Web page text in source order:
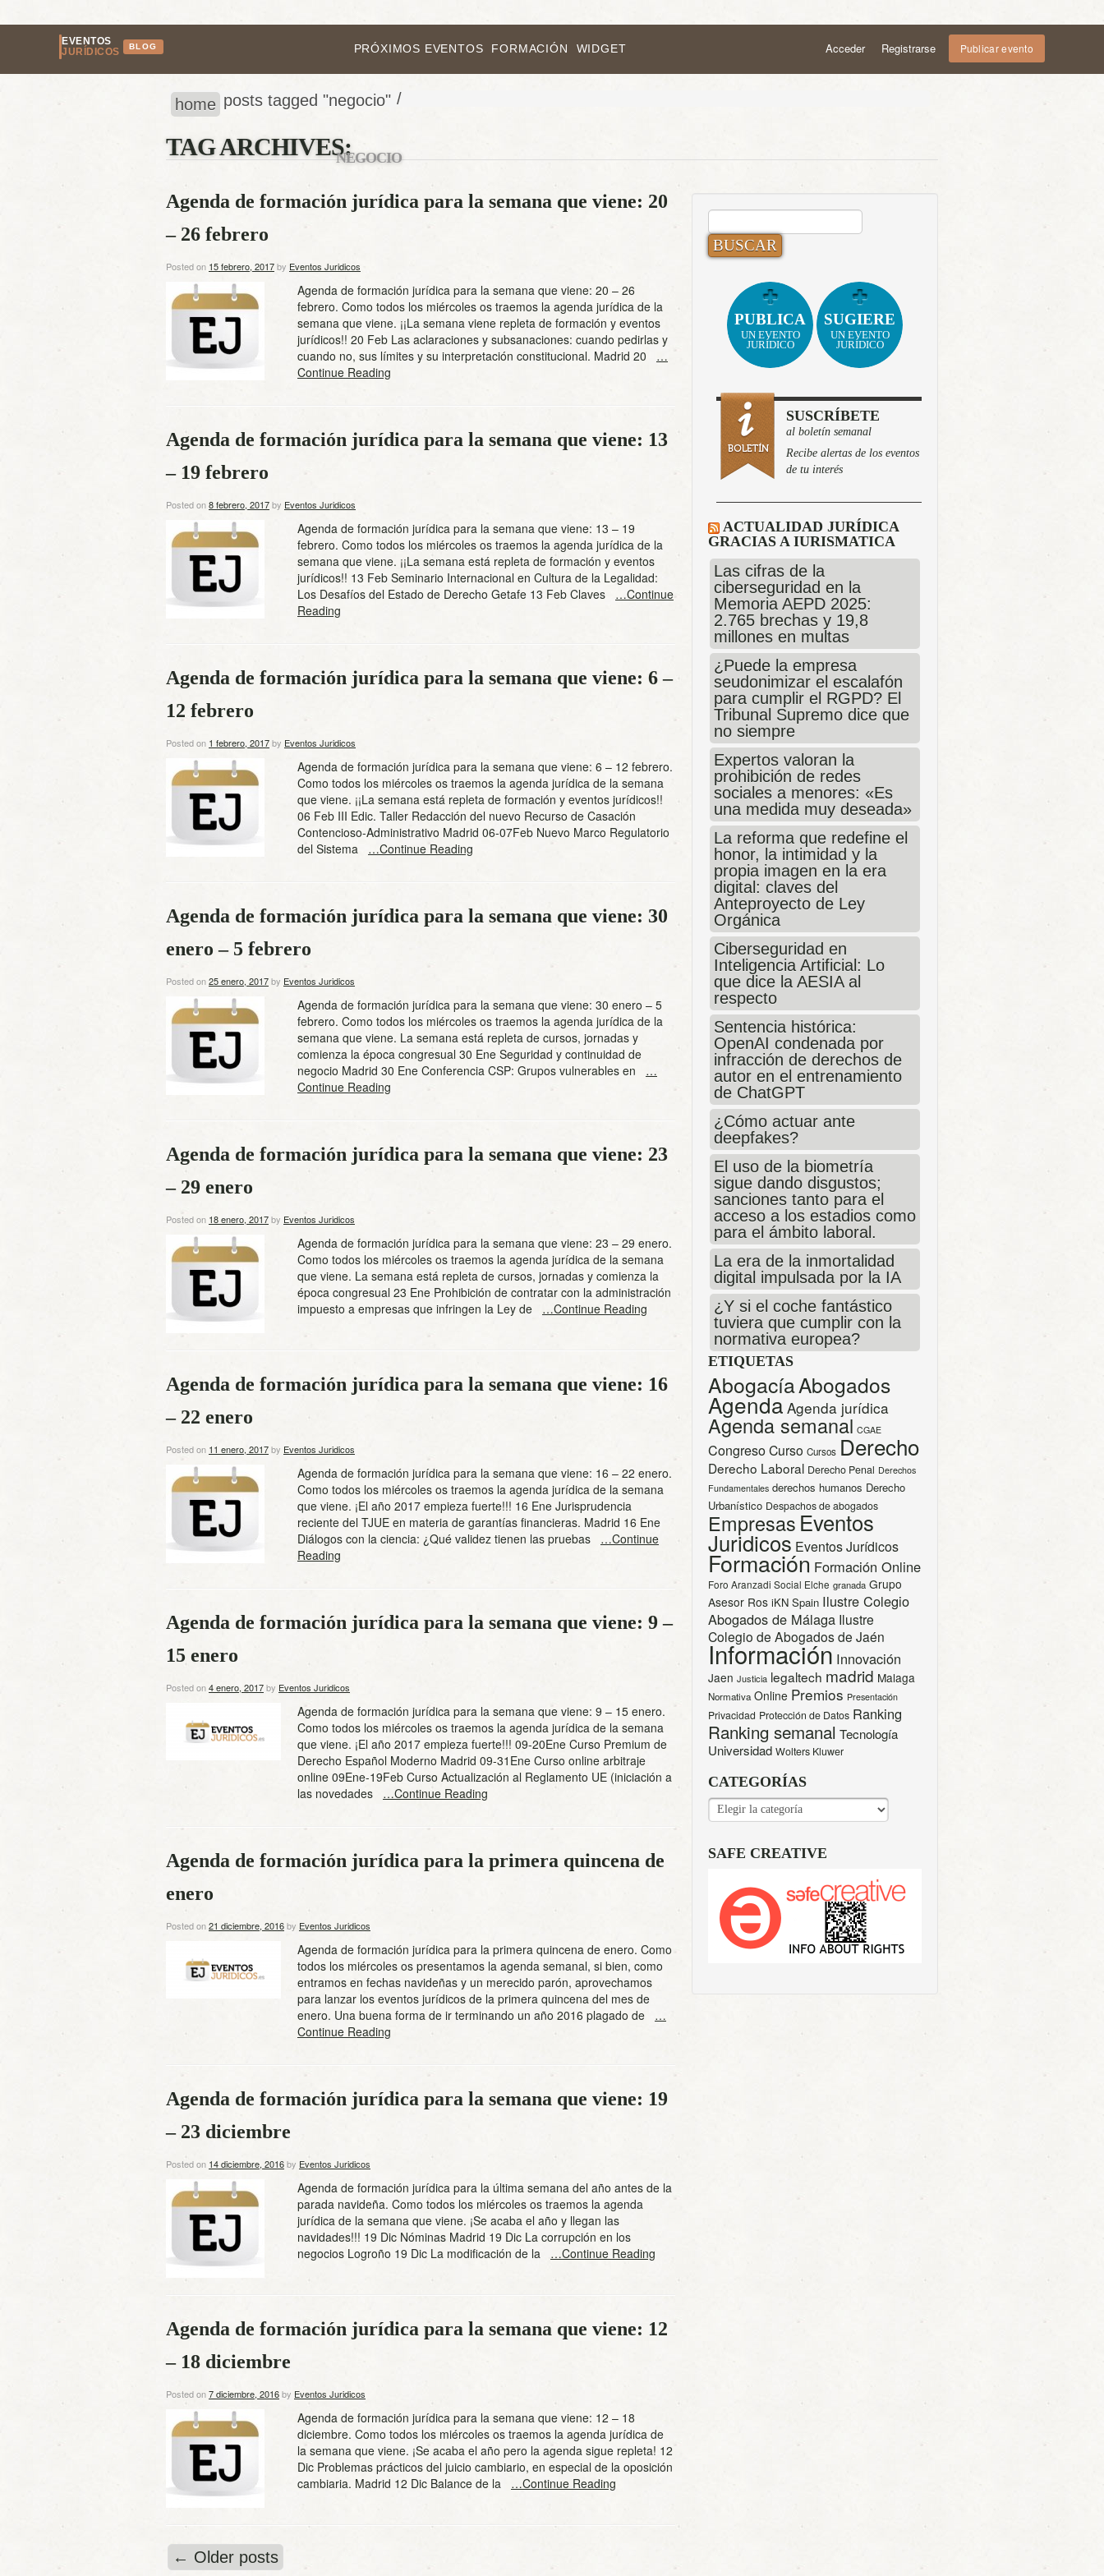
EVENTOS
JURÍDICOS
BLOG PRÓXIMOS EVENTOS FORMACIÓN WIDGET Acceder Registrarse Publicar evento
home /
posts tagged "negocio"
TAG ARCHIVES:NEGOCIO
Agenda de formación jurídica para la semana que viene: 20
– 26 febrero
Posted on 15 febrero, 2017by Eventos Juridicos
Agenda de formación jurídica para la semana que viene: 20 – 26
febrero. Como todos los miércoles os traemos la agenda jurídica de la
semana que viene. ¡¡La semana viene repleta de formación y eventos
jurídicos!! 20 Feb Las aclaraciones y subsanaciones: cuando pedirlas y
cuando no, sus límites y su interpretación constitucional. Madrid 20 …
Continue Reading
Agenda de formación jurídica para la semana que viene: 13
– 19 febrero
Posted on8 febrero, 2017by Eventos Juridicos
Agenda de formación jurídica para la semana que viene: 13 – 19
febrero. Como todos los miércoles os traemos la agenda jurídica de la
semana que viene. ¡¡La semana está repleta de formación y eventos
jurídicos!! 13 Feb Seminario Internacional en Cultura de la Legalidad:
Los Desafíos del Estado de Derecho Getafe 13 Feb Claves …Continue
Reading
Agenda de formación jurídica para la semana que viene: 6 –
12 febrero
Posted on 1 febrero, 2017by Eventos Juridicos
Agenda de formación jurídica para la semana que viene: 6 – 12 febrero.
Como todos los miércoles os traemos la agenda jurídica de la semana
que viene. ¡¡La semana está repleta de formación y eventos jurídicos!!
06 Feb III Edic. Taller Redacción del nuevo Recurso de Casación
Contencioso-Administrativo Madrid 06-07Feb Nuevo Marco Regulatorio
del Sistema …Continue Reading
Agenda de formación jurídica para la semana que viene: 30
enero – 5 febrero
Posted on25 enero, 2017by Eventos Juridicos
Agenda de formación jurídica para la semana que viene: 30 enero – 5
febrero. Como todos los miércoles os traemos la agenda jurídica de la
semana que viene. La semana está repleta de cursos, jornadas y
comienza la época congresual 30 Ene Seguridad y continuidad de
negocio Madrid 30 Ene Conferencia CSP: Grupos vulnerables en …
Continue Reading
Agenda de formación jurídica para la semana que viene: 23
– 29 enero
Posted on 18 enero, 2017by Eventos Juridicos
Agenda de formación jurídica para la semana que viene: 23 – 29 enero.
Como todos los miércoles os traemos la agenda jurídica de la semana
que viene. La semana está repleta de cursos, jornadas y comienza la
época congresual 23 Ene Prohibición de contratar con la administración
impuesto a empresas que infringen la Ley de …Continue Reading
Agenda de formación jurídica para la semana que viene: 16
– 22 enero
Posted on 11 enero, 2017by Eventos Juridicos
Agenda de formación jurídica para la semana que viene: 16 – 22 enero.
Como todos los miércoles os traemos la agenda jurídica de la semana
que viene. ¡El año 2017 empieza fuerte!!! 16 Ene Jurisprudencia
reciente del TJUE en materia de garantías financieras. Madrid 16 Ene
Diálogos con la ciencia: ¿Qué validez tienen las pruebas …Continue
Reading
Agenda de formación jurídica para la semana que viene: 9 –
15 enero
Posted on4 enero, 2017by Eventos Juridicos
Agenda de formación jurídica para la semana que viene: 9 – 15 enero.
Como todos los miércoles os traemos la agenda jurídica de la semana
que viene. ¡El año 2017 empieza fuerte!!! 09-20Ene Curso Premium de
Derecho Español Moderno Madrid 09-31Ene Curso online arbitraje
online 09Ene-19Feb Curso Actualización al Reglamento UE (iniciación a
las novedades …Continue Reading
Agenda de formación jurídica para la primera quincena de
enero
Posted on21 diciembre, 2016by Eventos Juridicos
Agenda de formación jurídica para la primera quincena de enero. Como
todos los miércoles os presentamos la agenda semanal, si bien, como
entramos en fechas navideñas y un merecido parón, aprovechamos
para lanzar los eventos jurídicos de la primera quincena del mes de
enero. Una buena forma de ir terminando un año 2016 plagado de …
Continue Reading
Agenda de formación jurídica para la semana que viene: 19
– 23 diciembre
Posted on 14 diciembre, 2016by Eventos Juridicos
Agenda de formación jurídica para la última semana del año antes de la
parada navideña. Como todos los miércoles os traemos la agenda
jurídica de la semana que viene. ¡Se acaba el año y llegan las
navidades!!! 19 Dic Nóminas Madrid 19 Dic La corrupción en los
negocios Logroño 19 Dic La modificación de la …Continue Reading
Agenda de formación jurídica para la semana que viene: 12
– 18 diciembre
Posted on7 diciembre, 2016by Eventos Juridicos
Agenda de formación jurídica para la semana que viene: 12 – 18
diciembre. Como todos los miércoles os traemos la agenda jurídica de
la semana que viene. ¡Se acaba el año pero la agenda sigue repleta! 12
Dic Problemas prácticos del juicio cambiario, en especial de la oposición
cambiaria. Madrid 12 Dic Balance de la …Continue Reading
← Older posts
BUSCAR:
PUBLICA
UN EVENTO
JURÍDICO
SUGIERE
UN EVENTO
JURÍDICO
SUSCRÍBETE
al boletín semanal
Recibe alertas de los eventos
de tu interés
ACTUALIDAD JURÍDICA
GRACIAS A IURISMATICA
Las cifras de la
ciberseguridad en la
Memoria AEPD 2025:
2.765 brechas y 19,8
millones en multas
¿Puede la empresa
seudonimizar el escalafón
para cumplir el RGPD? El
Tribunal Supremo dice que
no siempre
Expertos valoran la
prohibición de redes
sociales a menores: «Es
una medida muy deseada»
La reforma que redefine el
honor, la intimidad y la
propia imagen en la era
digital: claves del
Anteproyecto de Ley
Orgánica
Ciberseguridad en
Inteligencia Artificial: Lo
que dice la AESIA al
respecto
Sentencia histórica:
OpenAI condenada por
infracción de derechos de
autor en el entrenamiento
de ChatGPT
¿Cómo actuar ante
deepfakes?
El uso de la biometría
sigue dando disgustos;
sanciones tanto para el
acceso a los estadios como
para el ámbito laboral.
La era de la inmortalidad
digital impulsada por la IA
¿Y si el coche fantástico
tuviera que cumplir con la
normativa europea?
ETIQUETAS
AbogacíaAbogados
Agenda Agenda jurídica
Agenda semanal CGAE
CongresoCurso Cursos Derecho
Derecho Laboral Derecho Penal Derechos
Fundamentales derechos humanos Derecho
Urbanístico Despachos de abogados
Empresas Eventos
Juridicos Eventos Jurídicos
Formación Formación Online
Foro Aranzadi Social Elche granada Grupo
Asesor Ros iKN Spain Ilustre Colegio
Abogados de Málaga Ilustre
Colegio de Abogados de Jaén
Información Innovación
Jaen Justicia legaltech madrid Malaga
Normativa Online Premios Presentación
Privacidad Protección de Datos Ranking
Ranking semanal Tecnología
Universidad Wolters Kluwer
CATEGORÍAS
CATEGORÍAS
SAFE CREATIVE